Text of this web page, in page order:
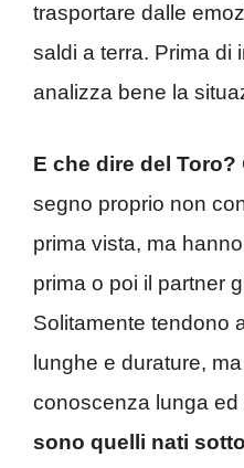
trasportare dalle
saldi a terra. Prima di
analizza bene la
E che dire del Toro?
segno proprio non
prima vista, ma
prima o poi il partner
Solitamente tendono
lunghe e durature,
conoscenza lunga ed
sono quelli nati